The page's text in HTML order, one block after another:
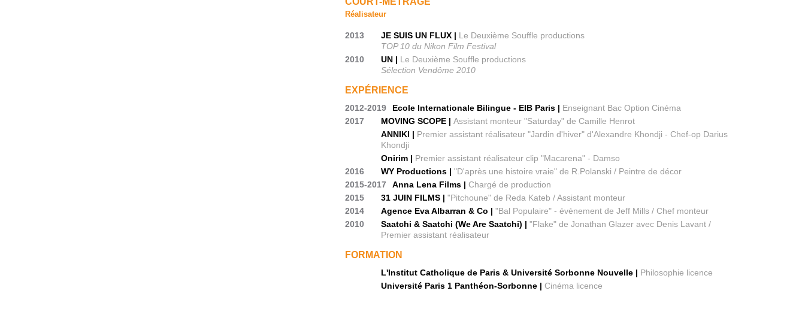
Réalisateur
2013 JE SUIS UN FLUX | Le Deuxième Souffle productions
TOP 10 du Nikon Film Festival
2010
UN | Le Deuxième Souffle productions
Sélection Vendôme 2010
EXPÉRIENCE
2012-2019 Ecole Internationale Bilingue - EIB Paris | Enseignant Bac Option Cinéma
2017
MOVING SCOPE |Assistant monteur "Saturday" de Camille Henrot
ANNIKI | Premier assistant réalisateur "Jardin d'hiver" d'Alexandre Khondji - Chef-op Darius
Khondji
Onirim | Premier assistant réalisateur clip "Macarena" - Damso
2016
WY Productions |"D'après une histoire vraie" de R.Polanski / Peintre de décor
2015-2017
Anna Lena Films |Chargé de production
2015
31 JUIN FILMS |"Pitchoune" de Reda Kateb / Assistant monteur
2014
Agence Eva Albarran & Co |"Bal Populaire" - évènement de Jeff Mills / Chef monteur
2010
Saatchi & Saatchi (We Are Saatchi) |"Flake" de Jonathan Glazer avec Denis Lavant /
Premier assistant réalisateur
FORMATION
L'Institut Catholique de Paris & Université Sorbonne Nouvelle | Philosophie licence
Université Paris 1 Panthéon-Sorbonne |Cinéma licence